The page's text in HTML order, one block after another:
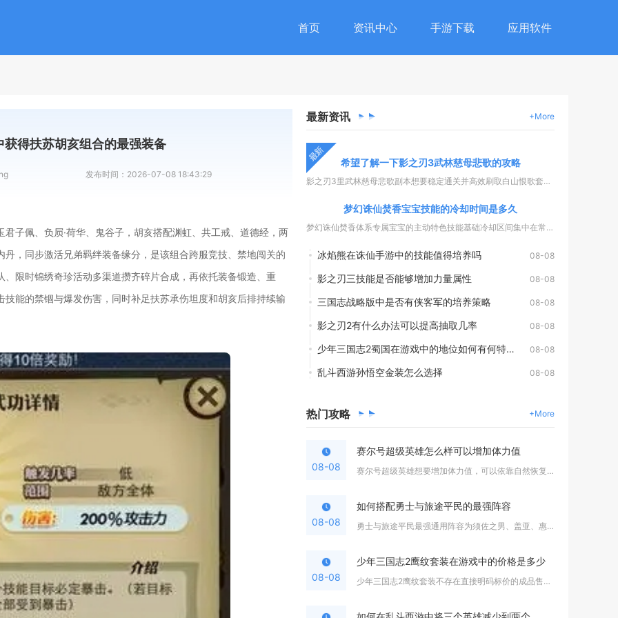
首页 资讯中心 手游下载 应用软件
得扶苏胡亥组合的最强装备
发布时间： 2026-07-08 18:43:29
子佩、负屃·荷华、鬼谷子，胡亥搭配渊虹、共工戒、道德经，两
，同步激活兄弟羁绊装备缘分，是该组合跨服竞技、禁地闯关的
限时锦绣奇珍活动多渠道攒齐碎片合成，再依托装备锻造、重
能的禁锢与爆发伤害，同时补足扶苏承伤坦度和胡亥后排持续输
最新资讯 +More
最新 希望了解一下影之刃3武林慈母悲歌的攻略
影之刃3里武林慈母悲歌副本想要稳定通关并高效刷取白山恨歌套装...
梦幻诛仙焚香宝宝技能的冷却时间是多久
梦幻诛仙焚香体系专属宝宝的主动特色技能基础冷却区间集中在常规...
冰焰熊在诛仙手游中的技能值得培养吗 08-08
影之刃三技能是否能够增加力量属性 08-08
三国志战略版中是否有侠客军的培养策略 08-08
影之刃2有什么办法可以提高抽取几率 08-08
少年三国志2蜀国在游戏中的地位如何有何特殊玩法 08-08
乱斗西游孙悟空金装怎么选择 08-08
热门攻略 +More
08-08
赛尔号超级英雄怎么样可以增加体力值
赛尔号超级英雄想要增加体力值，可以依靠自然恢复、定时活动领取...
08-08
如何搭配勇士与旅途平民的最强阵容
勇士与旅途平民最强通用阵容为须佐之男、盖亚、惠比寿，这套组合...
08-08
少年三国志2鹰纹套装在游戏中的价格是多少
少年三国志2鹰纹套装不存在直接明码标价的成品售卖价格，整套打...